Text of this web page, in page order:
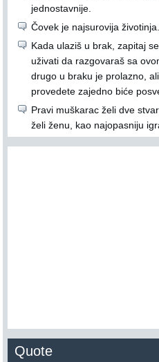
jednostavnije.
Čovek je najsurovija životinja.
Kada ulaziš u brak, zapitaj
uživati da razgovaraš sa
drugo u braku je prolazno,
provedete zajedno biće
Pravi muškarac želi dve
želi ženu, kao najopasniju
Quote